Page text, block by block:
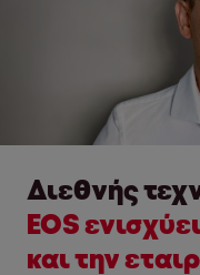
Διεθνής
EOS
και την